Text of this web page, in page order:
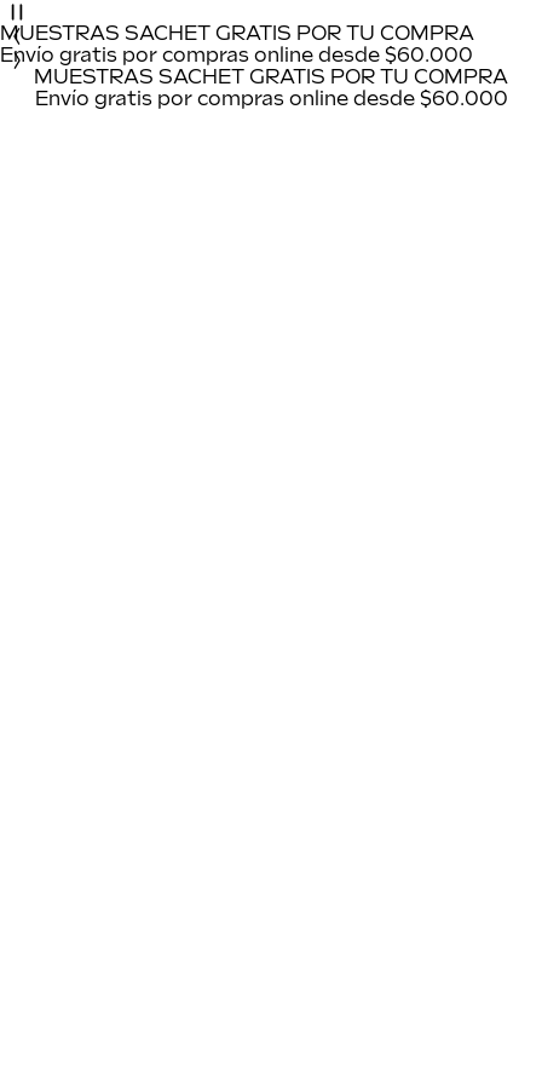
MUESTRAS SACHET GRATIS POR TU COMPRA
Enví­o gratis por compras online desde $60.000
MUESTRAS SACHET GRATIS POR TU COMPRA
Enví­o gratis por compras online desde $60.000